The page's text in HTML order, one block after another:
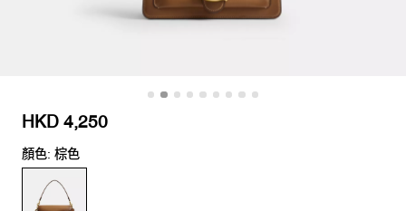
HKD 4,250
顏色: 棕色